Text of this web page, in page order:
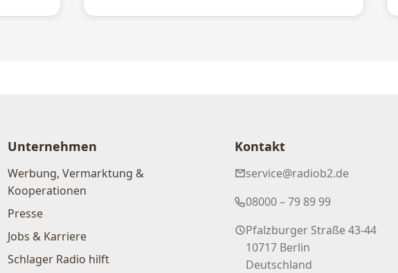
Unternehmen
Werbung, Vermarktung &
Kooperationen
Presse
Jobs & Karriere
Schlager Radio hilft
Kontakt
service@radiob2.de
08000 – 79 89 99
Pfalzburger Straße 43-44
10717 Berlin
Deutschland